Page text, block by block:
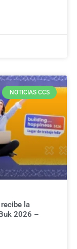
NOTICIAS CCS
la
2026 –